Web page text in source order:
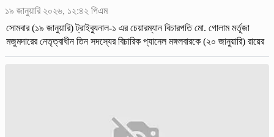
১৯ জানুয়ারি ২০২৬, ১২:৪২ পিএম
সোমবার (১৯ জানুয়ারি) ট্রাইব্যুনাল-১ এর চেয়ারম্যান বিচারপতি মো. গোলাম মর্তূজা
মজুমদারের নেতৃত্বাধীন তিন সদস্যের বিচারিক প্যানেল মঙ্গলবারকে (২০ জানুয়ারি) রায়ের
দিন হিসেবে ধার্য করেন।